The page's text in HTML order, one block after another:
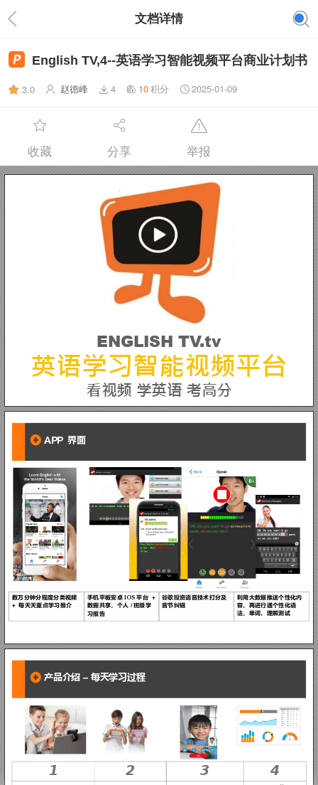
文档详情
English TV,4--英语学习智能视频平台商业计划书
3.0 赵德峰 4 10积分 2025-01-09
收藏 分享 举报
英语学习智
看视频 学